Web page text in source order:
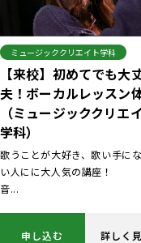
ミュージッククリエイト学科
【来校】初めてでも大
夫！ボーカルレッスン
（ミュージッククリエ
学科）
歌うことが大好き、歌い手に
い人にに大人気の講座！
音...
申し込む 詳しく